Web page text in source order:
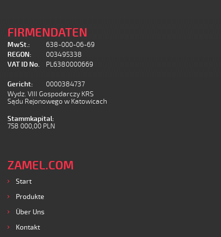
FIRMENDATEN
MwSt.:
638-000-06-69
REGON:
003495338
VAT ID No.
PL6380000669
Gericht:
0000384737
Wydz. VIII Gospodarczy KRS
Sądu Rejonowego w Katowicach
Stammkapital:
758 000,00 PLN
ZAMEL.COM
Start
Produkte
Über Uns
Kontakt